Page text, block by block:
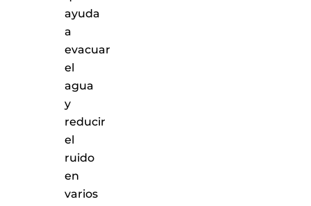
ayuda
a
evacuar
el
agua
y
reducir
el
ruido
en
varios